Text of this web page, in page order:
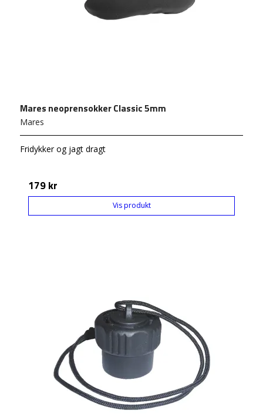
Mares neoprensokker Classic 5mm
Mares
Fridykker og jagt dragt
179 kr
Vis produkt